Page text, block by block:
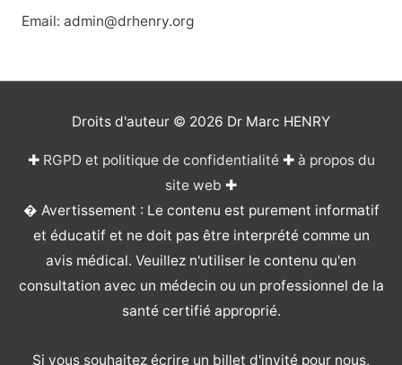
Email: admin@drhenry.org
Droits d'auteur © 2026 Dr Marc HENRY
✚ RGPD et politique de confidentialité✚ à propos du
site web ✚
� Avertissement : Le contenu est purement informatif
et éducatif et ne doit pas être interprété comme un
avis médical. Veuillez n'utiliser le contenu qu'en
consultation avec un médecin ou un professionnel de la
santé certifié approprié.
Si vous souhaitez écrire un billet d'invité pour nous,